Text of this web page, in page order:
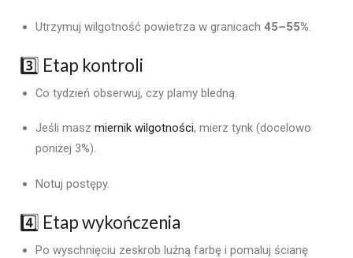
Utrzymuj wilgotność powietrza w granicach 45–55%.
3️⃣ Etap kontroli
Co tydzień obserwuj, czy plamy bledną.
Jeśli masz miernik wilgotności, mierz tynk (docelowo
poniżej 3%).
Notuj postępy.
4️⃣ Etap wykończenia
Po wyschnięciu zeskrob luźną farbę i pomaluj ścianę